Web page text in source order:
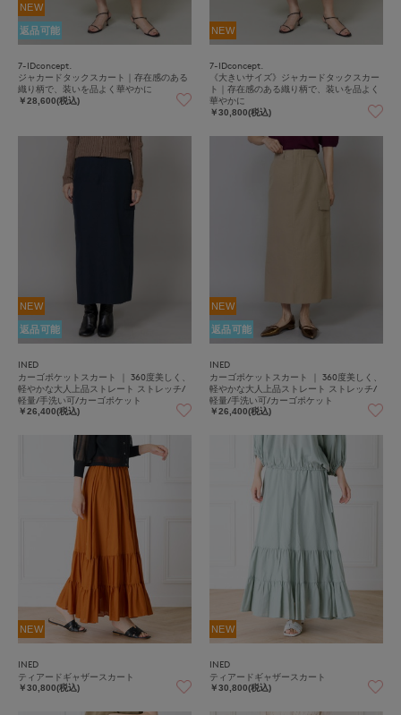
NEW
返品可能
7-IDconcept.
ジャカードタックスカート｜存在感のある
織り柄で、装いを品よく華やかに
￥28,600(税込)
NEW
7-IDconcept.
《大きいサイズ》ジャカードタックスカー
ト｜存在感のある織り柄で、装いを品よく
華やかに
￥30,800(税込)
NEW
返品可能
INED
カーゴポケットスカート ｜ 360度美しく、
軽やかな大人上品ストレート ストレッチ/
軽量/手洗い可/カーゴポケット
￥26,400(税込)
NEW
返品可能
INED
カーゴポケットスカート ｜ 360度美しく、
軽やかな大人上品ストレート ストレッチ/
軽量/手洗い可/カーゴポケット
￥26,400(税込)
NEW
INED
ティアードギャザースカート
￥30,800(税込)
NEW
INED
ティアードギャザースカート
￥30,800(税込)